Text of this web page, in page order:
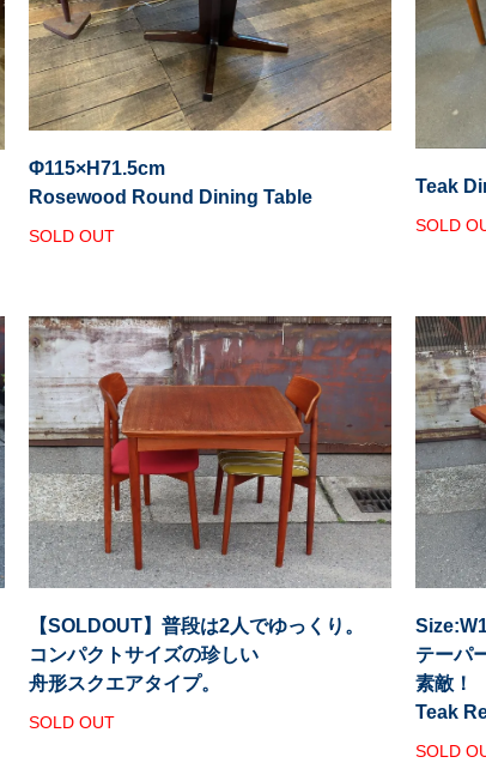
Φ115×H71.5cm
Rosewood Round Dining Table
SOLD OUT
Teak
SOLD
【SOLDOUT】普段は2人でゆっくり。
コンパクトサイズの珍しい
舟形スクエアタイプ。
SOLD OUT
テーパ
素敵！
Teak
SOLD